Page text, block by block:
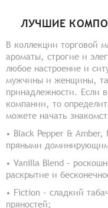
ЛУЧШИЕ
В коллекции торговой
ароматы, строгие и
любое настроение и
мужчины и женщины,
принадлежности. Если
компании, то
можете начать
• Black Pepper &
пряными
• Vanilla Blend –
раскрытие и
• Fiction – сладкий
пряностей;